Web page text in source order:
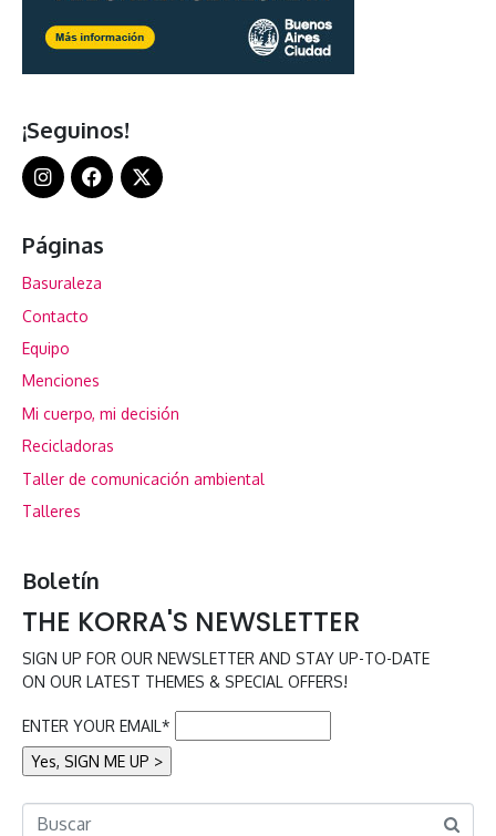
¡Seguinos!
Páginas
Basuraleza
Contacto
Equipo
Menciones
Mi cuerpo, mi decisión
Recicladoras
Taller de comunicación ambiental
Talleres
Boletín
THE KORRA'S NEWSLETTER
SIGN UP FOR OUR NEWSLETTER AND STAY UP-TO-DATE
ON OUR LATEST THEMES & SPECIAL OFFERS!
ENTER YOUR EMAIL*